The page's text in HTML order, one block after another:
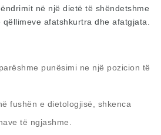
në një dietë të shëndetshme
qëllimeve afatshkurtra dhe afatgjata.
punësimi ne një pozicion të
fushën e dietologjisë, shkenca
të ngjashme.